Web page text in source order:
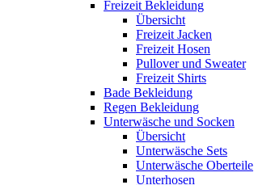
Freizeit Bekleidung
Übersicht
Freizeit Jacken
Freizeit Hosen
Pullover und Sweater
Freizeit Shirts
Bade Bekleidung
Regen Bekleidung
Unterwäsche und Socken
Übersicht
Unterwäsche Sets
Unterwäsche Oberteile
Unterhosen